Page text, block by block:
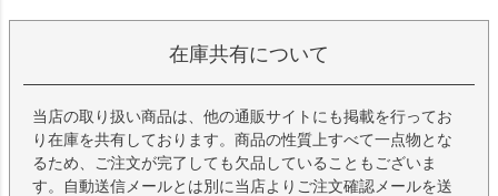
在庫共有について
当店の取り扱い商品は、他の通販サイトにも掲載を行ってお
り在庫を共有しております。商品の性質上すべて一点物とな
るため、ご注文が完了しても欠品していることもございま
す。自動送信メールとは別に当店よりご注文確認メールを送